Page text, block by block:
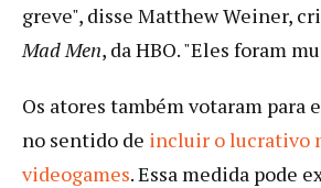
greve", disse Matthew Weiner,
Mad Men, da HBO. "Eles foram
Os atores também votaram para
no sentido de incluir o lucrativo
videogames. Essa medida pode